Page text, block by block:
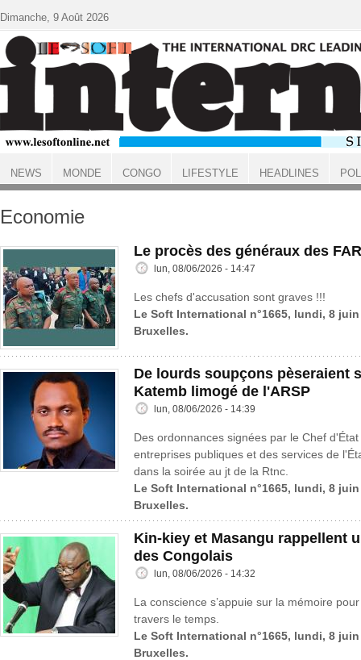
ACCUEIL
Economie
Le procès des généraux des
lun, 08/06/2026 - 14:47
Les chefs d'accusation sont graves !!!
Le Soft International n°1665, lundi, 8
Bruxelles.
De lourds soupçons pèseraient
Katemb limogé de l'ARSP
lun, 08/06/2026 - 14:39
Des ordonnances signées par le Chef
entreprises publiques et des services de
dans la soirée au jt de la Rtnc.
Le Soft International n°1665, lundi, 8
Bruxelles.
Kin-kiey et Masangu rappellent
des Congolais
lun, 08/06/2026 - 14:32
La conscience s’appuie sur la mémoire
travers le temps.
Le Soft International n°1665, lundi, 8
Bruxelles.
Dimanche, 9 Août 2026
NEWS MONDE CONGO LIFESTYLE HEADLINES